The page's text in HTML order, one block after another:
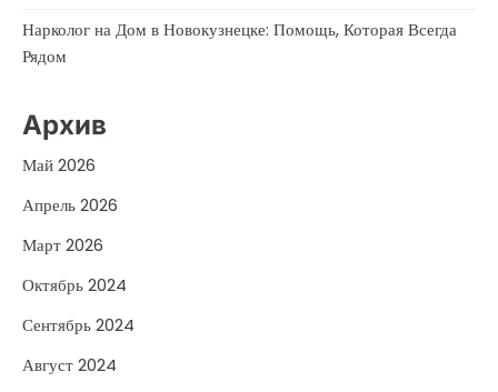
Нарколог на Дом в Новокузнецке: Помощь, Которая Всегда
Рядом
Архив
Май 2026
Апрель 2026
Март 2026
Октябрь 2024
Сентябрь 2024
Август 2024